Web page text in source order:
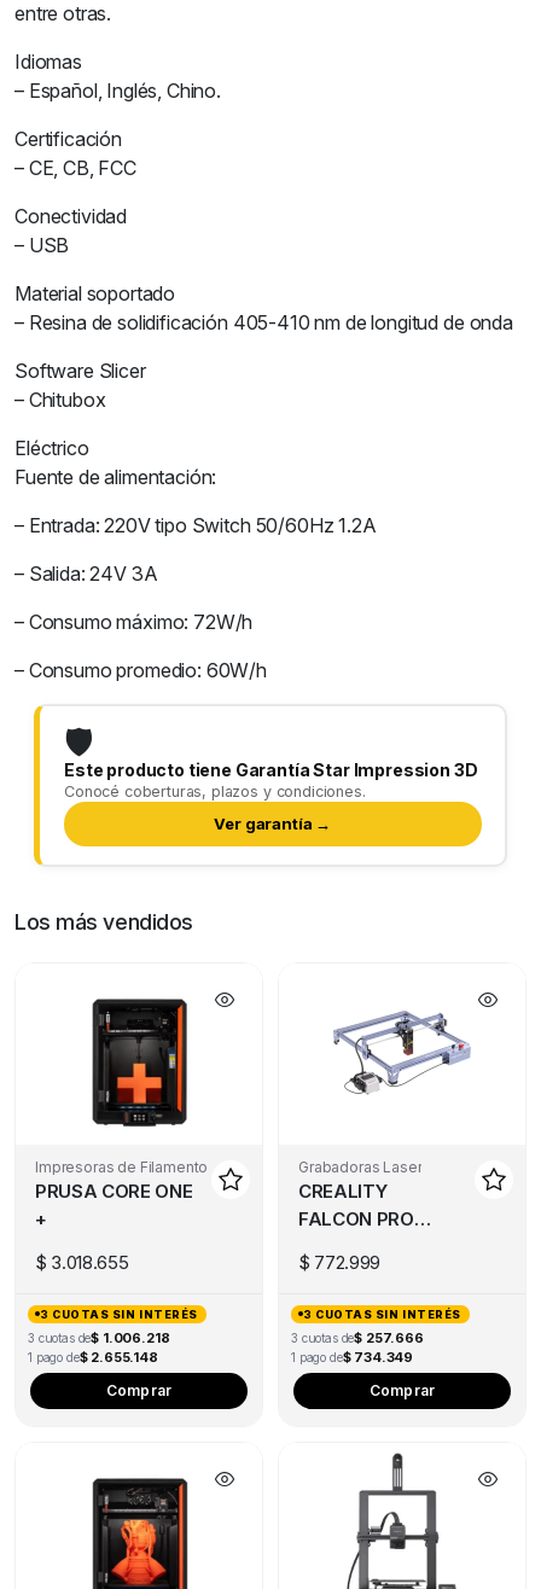
entre otras.
Idiomas
– Español, Inglés, Chino.
Certificación
– CE, CB, FCC
Conectividad
– USB
Material soportado
– Resina de solidificación 405-410 nm de longitud de onda
Software Slicer
– Chitubox
Eléctrico
Fuente de alimentación:
– Entrada: 220V tipo Switch 50/60Hz 1.2A
– Salida: 24V 3A
– Consumo máximo: 72W/h
– Consumo promedio: 60W/h
🛡️
Este producto tiene Garantía Star Impression 3D
Conocé coberturas, plazos y condiciones.
Ver garantía →
Los más vendidos
Impresoras de Filamento
PRUSA CORE ONE
+
$ 3.018.655
3 CUOTAS SIN INTERÉS
3 cuotas de$ 1.006.218
1 pago de$ 2.655.148
Comprar
Grabadoras Laser
CREALITY
FALCON PRO
$ 772.999
3 CUOTAS SIN INTERÉS
3 cuotas de$ 257.666
1 pago de$ 734.349
Comprar